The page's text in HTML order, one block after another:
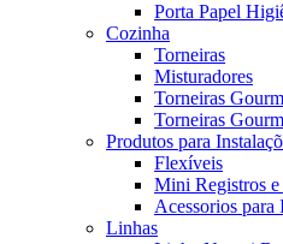
Porta Papel
Cozinha
Torneiras
Misturadores
Torneiras
Torneiras
Produtos para
Flexíveis
Mini Registros
Acessorios para
Linhas